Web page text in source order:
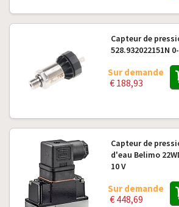
Capteur de
528.932022151N
Sur demande
€ 188,93
Capteur de
d'eau Belimo
10 V
Sur demande
€ 448,69